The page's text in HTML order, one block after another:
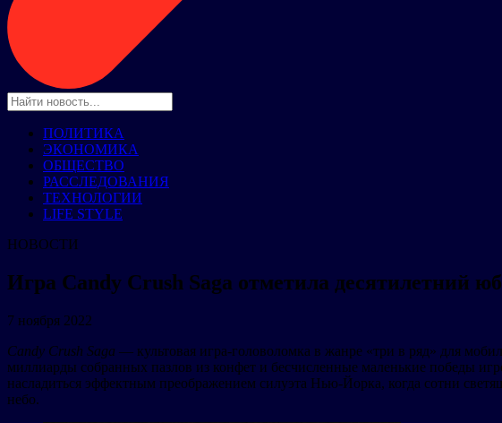
ПОЛИТИКА
ЭКОНОМИКА
ОБЩЕСТВО
РАССЛЕДОВАНИЯ
ТЕХНОЛОГИИ
LIFE STYLE
НОВОСТИ
Игра Candy Crush Saga отметила десятилетний
7 ноября 2022
Candy Crush Saga — культовая игра-головоломка в жанре «три в ряд» для
миллиарды собранных пазлов из конфет и бесчисленные маленькие победы
насладиться эффектным преображением силуэта Нью-Йорка, когда сотни
небо.